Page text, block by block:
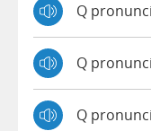
Q
Q
Q